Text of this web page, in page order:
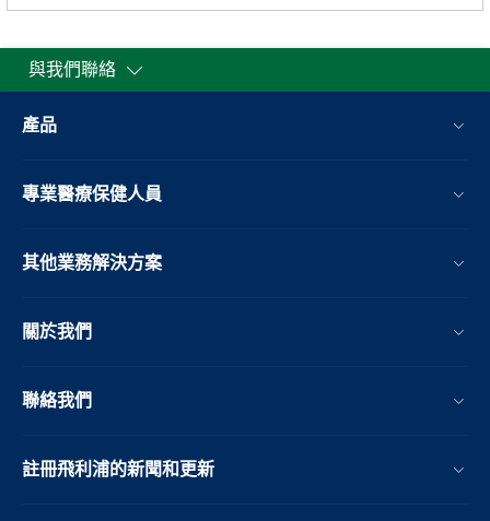
與我們聯絡
產品
專業醫療保健人員
其他業務解決方案​
關於我們
聯絡我們
註冊飛利浦的新聞和更新